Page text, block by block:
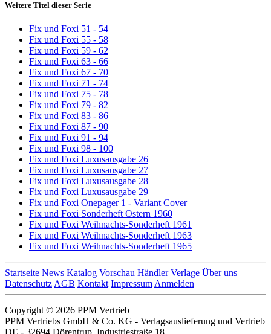
Weitere Titel dieser Serie
Fix und Foxi 51 - 54
Fix und Foxi 55 - 58
Fix und Foxi 59 - 62
Fix und Foxi 63 - 66
Fix und Foxi 67 - 70
Fix und Foxi 71 - 74
Fix und Foxi 75 - 78
Fix und Foxi 79 - 82
Fix und Foxi 83 - 86
Fix und Foxi 87 - 90
Fix und Foxi 91 - 94
Fix und Foxi 98 - 100
Fix und Foxi Luxusausgabe 26
Fix und Foxi Luxusausgabe 27
Fix und Foxi Luxusausgabe 28
Fix und Foxi Luxusausgabe 29
Fix und Foxi Onepager 1 - Variant Cover
Fix und Foxi Sonderheft Ostern 1960
Fix und Foxi Weihnachts-Sonderheft 1961
Fix und Foxi Weihnachts-Sonderheft 1963
Fix und Foxi Weihnachts-Sonderheft 1965
Startseite News Katalog Vorschau Händler Verlage Über uns
Datenschutz AGB Kontakt Impressum Anmelden
Copyright © 2026 PPM Vertrieb
PPM Vertriebs GmbH & Co. KG - Verlagsauslieferung und Vertrieb